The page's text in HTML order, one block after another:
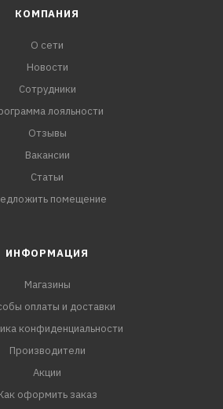
КОМПАНИЯ
О сети
Новости
Сотрудники
лояльности
Отзывы
Вакансии
Статьи
помещение
ИНФОРМАЦИЯ
Магазины
оплаты и доставки
конфиденциальности
Производители
Акции
оформить заказ